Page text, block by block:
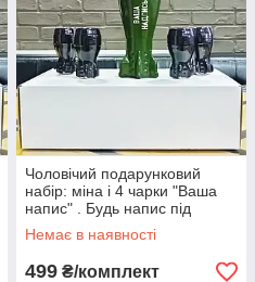
Чоловічий подарунковий
набір: міна і 4 чарки "Ваша
напис" . Будь напис під
замовлення. Набір бойовий
резерв.
Немає в наявності
499 ₴/комплект